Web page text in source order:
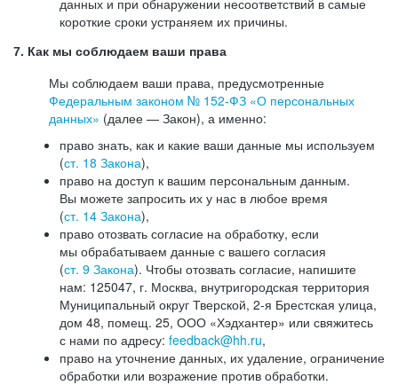
данных и при обнаружении несоответствий в самые
короткие сроки устраняем их причины.
7. Как мы соблюдаем ваши права
Мы соблюдаем ваши права, предусмотренные
Федеральным законом № 152-ФЗ «О персональных
данных» (далее — Закон), а именно:
право знать, как и какие ваши данные мы используем
(ст. 18 Закона),
право на доступ к вашим персональным данным.
Вы можете запросить их у нас в любое время
(ст. 14 Закона),
право отозвать согласие на обработку, если
мы обрабатываем данные с вашего согласия
(ст. 9 Закона). Чтобы отозвать согласие, напишите
нам: 125047, г. Москва, внутригородская территория
Муниципальный округ Тверской, 2-я Брестская улица,
дом 48, помещ. 25, ООО «Хэдхантер» или свяжитесь
с нами по адресу: feedback@hh.ru,
право на уточнение данных, их удаление, ограничение
обработки или возражение против обработки.